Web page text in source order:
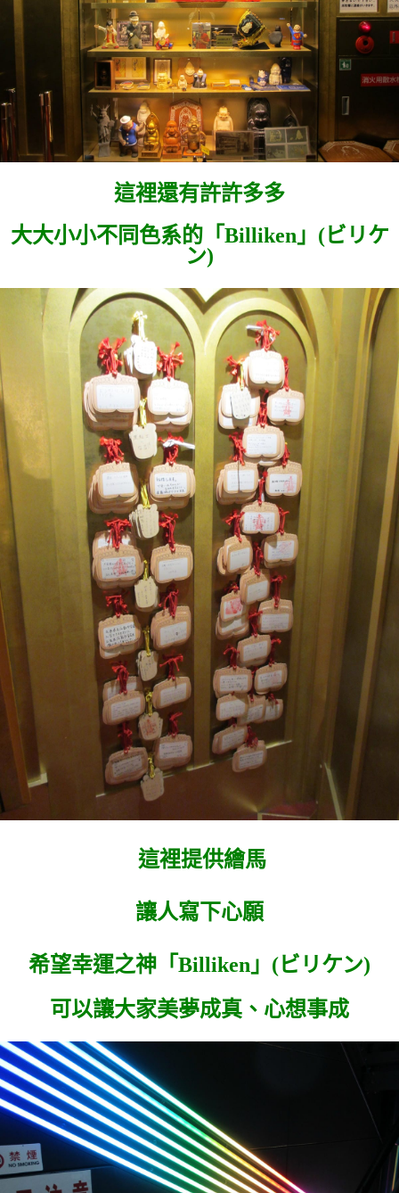
這裡還有許許多多
大大小小不同色系的「Billiken」(ビリケ
ン)
這裡提供繪馬
讓人寫下心願
希望幸運之神 「Billiken」(ビリケン)
可以讓大家美夢成真、心想事成